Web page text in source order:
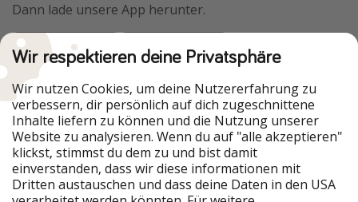
Dann lade unsere App herunter.
Urlaubspiraten ist Teil der HolidayPirates Group
Unsere Märkte
PiratinViaggio
HolidayPirates
VakantiePiraten
WakacyjniPiraci
VoyagesPirates
Ferienpiraten
Urlaubspiraten
ViajerosPiratas
Wir respektieren deine Privatsphäre
Wir nutzen Cookies, um deine Nutzererfahrung zu
verbessern, dir persönlich auf dich zugeschnittene
Inhalte liefern zu können und die Nutzung unserer
Website zu analysieren. Wenn du auf "alle akzeptieren"
klickst, stimmst du dem zu und bist damit
einverstanden, dass wir diese informationen mit
Dritten austauschen und dass deine Daten in den USA